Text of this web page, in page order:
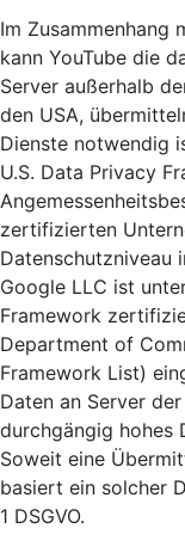
Im Zusammenhang
kann YouTube die
Server außerhalb
den USA,
Dienste notwendig
U.S. Data Privacy
zertifizierten
Datenschutzniveau
Google LLC ist
Framework
Department of
Framework List)
Daten an Server
durchgängig hohes
Soweit eine
basiert ein solcher
1 DSGVO.